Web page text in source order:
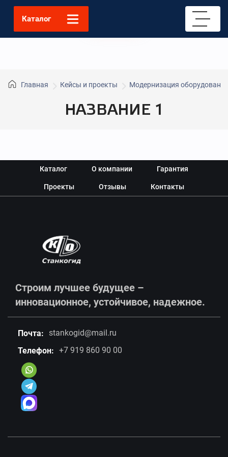
Каталог
Главная Кейсы и проекты Модернизация
НАЗВАНИЕ 1
Каталог О компании Гарантия
Проекты Отзывы Контакты
Строим лучшее будущее –
инновационное, устойчивое, надежное.
Почта: stankogid@mail.ru
Телефон: +7 919 860 90 00